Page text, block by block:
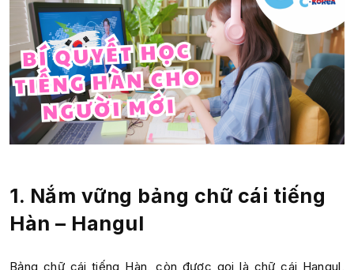
1. Nắm vững bảng chữ cái tiếng
Hàn – Hangul
Bảng chữ cái tiếng Hàn, còn được gọi là chữ cái Hangul,